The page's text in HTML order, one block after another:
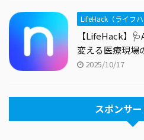
LifeHack（ライフハ
【LifeHack】
変える医療現場
2025/10/17
スポンサ